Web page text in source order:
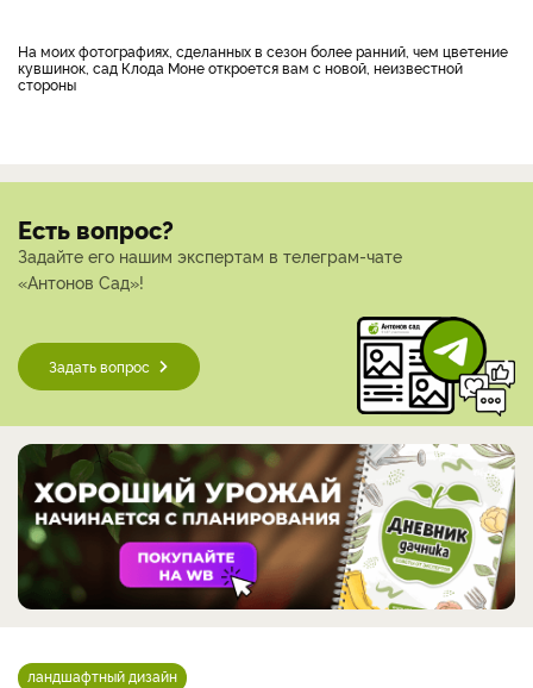
На моих фотографиях, сделанных в сезон более ранний, чем цветение
кувшинок, сад Клода Моне откроется вам с новой, неизвестной
стороны
Есть вопрос?
Задайте его нашим экспертам в телеграм-чате
«Антонов Сад»!
Задать вопрос
ландшафтный дизайн